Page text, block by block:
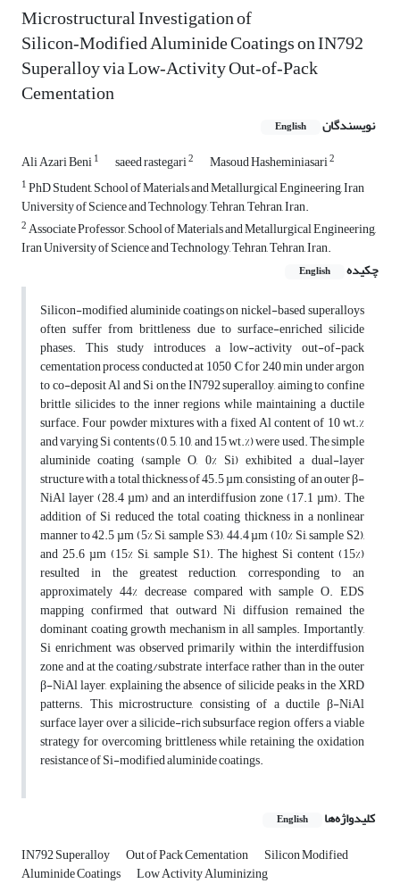
Microstructural Investigation of
Silicon‑Modified Aluminide Coatings on IN792
Superalloy via Low‑Activity Out‑of‑Pack
Cementation
نویسندگان English
Ali Azari Beni1 saeed rastegari2 Masoud Hasheminiasari2
1PhD Student, School of Materials and Metallurgical Engineering, Iran
University of Science and Technology, Tehran, Tehran, Iran.
2Associate Professor, School of Materials and Metallurgical Engineering,
Iran University of Science and Technology, Tehran, Tehran, Iran.
چکیده
English
Silicon-modified aluminide coatings on nickel-based superalloys
often suffer from brittleness due to surface-enriched silicide
phases. This study introduces a low-activity out-of-pack
cementation process conducted at 1050 °C for 240 min under argon
to co-deposit Al and Si on the IN792 superalloy, aiming to confine
brittle silicides to the inner regions while maintaining a ductile
surface. Four powder mixtures with a fixed Al content of 10 wt.%
and varying Si contents (0, 5, 10, and 15 wt.%) were used. The simple
aluminide coating (sample O, 0% Si) exhibited a dual-layer
structure with a total thickness of 45.5 µm, consisting of an outer β-
NiAl layer (28.4 µm) and an interdiffusion zone (17.1 µm). The
addition of Si reduced the total coating thickness in a nonlinear
manner to 42.5 µm (5% Si, sample S3), 44.4 µm (10% Si, sample S2),
and 25.6 µm (15% Si, sample S1). The highest Si content (15%)
resulted in the greatest reduction, corresponding to an
approximately 44% decrease compared with sample O. EDS
mapping confirmed that outward Ni diffusion remained the
dominant coating growth mechanism in all samples. Importantly,
Si enrichment was observed primarily within the interdiffusion
zone and at the coating/substrate interface rather than in the outer
β-NiAl layer, explaining the absence of silicide peaks in the XRD
patterns. This microstructure, consisting of a ductile β-NiAl
surface layer over a silicide-rich subsurface region, offers a viable
strategy for overcoming brittleness while retaining the oxidation
resistance of Si-modified aluminide coatings.
کلیدواژه‌ها English
IN792 Superalloy Out of Pack Cementation Silicon Modified
Aluminide Coatings Low Activity Aluminizing